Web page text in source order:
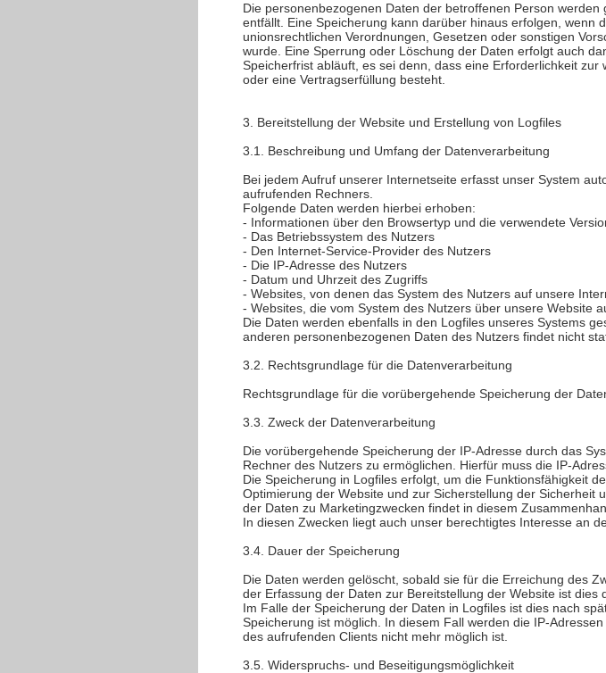
Die personenbezogenen Daten der betroffenen Person
entfällt. Eine Speicherung kann darüber hinaus erfolgen, wenn
unionsrechtlichen Verordnungen, Gesetzen oder sonstigen
wurde. Eine Sperrung oder Löschung der Daten erfolgt auch
Speicherfrist abläuft, es sei denn, dass eine Erforderlichkeit
oder eine Vertragserfüllung besteht.
3. Bereitstellung der Website und Erstellung von Logfiles
3.1. Beschreibung und Umfang der Datenverarbeitung
Bei jedem Aufruf unserer Internetseite erfasst unser System
aufrufenden Rechners.
Folgende Daten werden hierbei erhoben:
- Informationen über den Browsertyp und die verwendete
- Das Betriebssystem des Nutzers
- Den Internet-Service-Provider des Nutzers
- Die IP-Adresse des Nutzers
- Datum und Uhrzeit des Zugriffs
- Websites, von denen das System des Nutzers auf unsere
- Websites, die vom System des Nutzers über unsere Website
Die Daten werden ebenfalls in den Logfiles unseres Systems
anderen personenbezogenen Daten des Nutzers findet nicht
3.2. Rechtsgrundlage für die Datenverarbeitung
Rechtsgrundlage für die vorübergehende Speicherung der
3.3. Zweck der Datenverarbeitung
Die vorübergehende Speicherung der IP-Adresse durch das
Rechner des Nutzers zu ermöglichen. Hierfür muss die IP-
Die Speicherung in Logfiles erfolgt, um die Funktionsfähigkeit
Optimierung der Website und zur Sicherstellung der Sicherheit
der Daten zu Marketingzwecken findet in diesem
In diesen Zwecken liegt auch unser berechtigtes Interesse an
3.4. Dauer der Speicherung
Die Daten werden gelöscht, sobald sie für die Erreichung des
der Erfassung der Daten zur Bereitstellung der Website ist dies
Im Falle der Speicherung der Daten in Logfiles ist dies nach
Speicherung ist möglich. In diesem Fall werden die IP-
des aufrufenden Clients nicht mehr möglich ist.
3.5. Widerspruchs- und Beseitigungsmöglichkeit